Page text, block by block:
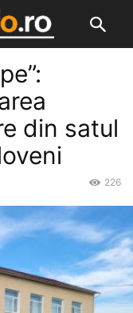
din satul
226